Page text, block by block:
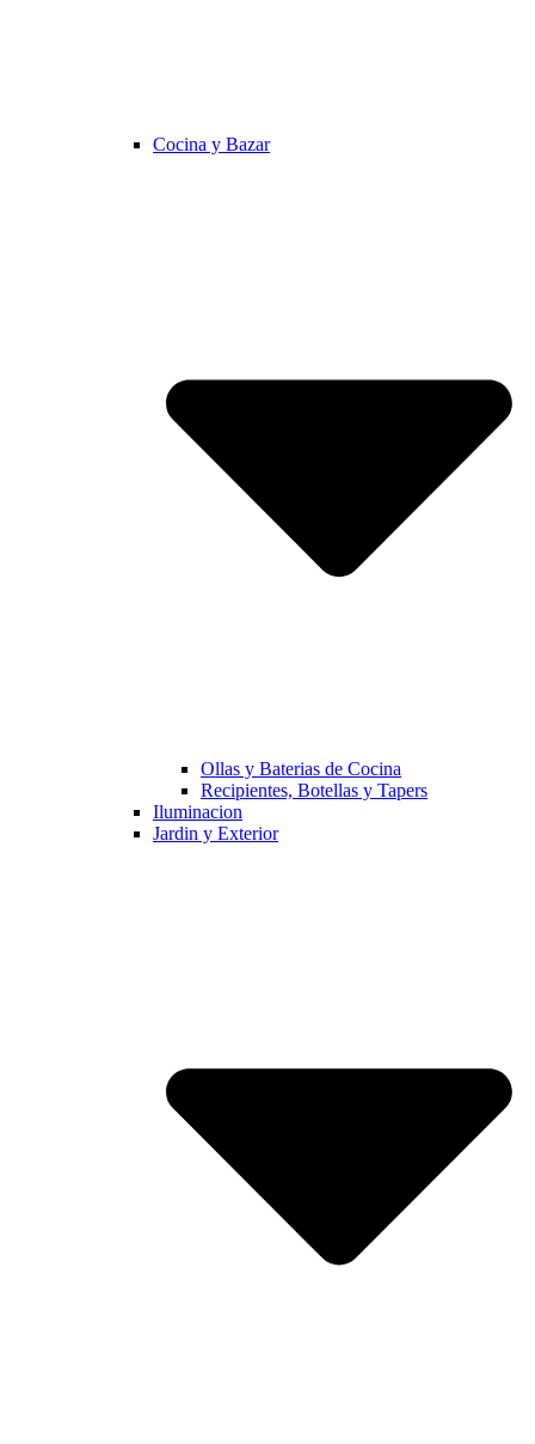
Cocina y Bazar
Ollas y Baterias de Cocina
Recipientes, Botellas y Tapers
Iluminacion
Jardin y Exterior